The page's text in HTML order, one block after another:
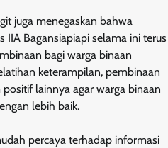
juga menegaskan bahwa
IIA Bagansiapiapi selama ini terus
bagi warga binaan
keterampilan, pembinaan
lainnya agar warga binaan
lebih baik.
percaya terhadap informasi